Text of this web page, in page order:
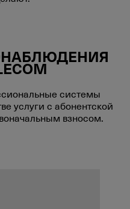
системы
услуги с абонентской
взносом.